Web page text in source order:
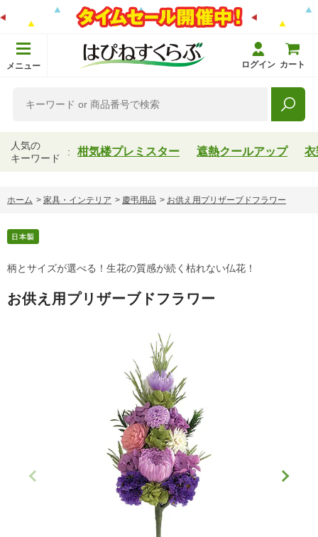
メニュー ログイン カート
人気の
キーワード
柑気楼プレミスター 遮熱クールアップ 衣
ホーム > 家具・インテリア > 慶弔用品 > お供え用プリザーブドフラワー
柄とサイズが選べる！生花の質感が続く枯れない仏花！
お供え用プリザーブドフラワー